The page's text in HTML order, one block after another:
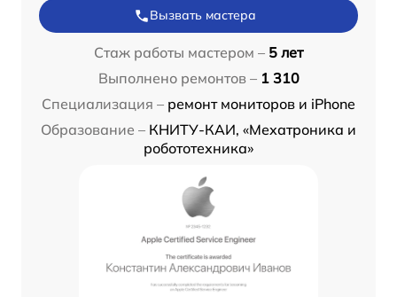
Вызвать мастера
Стаж работы мастером – 5 лет
Выполнено ремонтов – 1 310
Специализация – ремонт мониторов и iPhone
Образование – КНИТУ-КАИ, «Мехатроника и
робототехника»